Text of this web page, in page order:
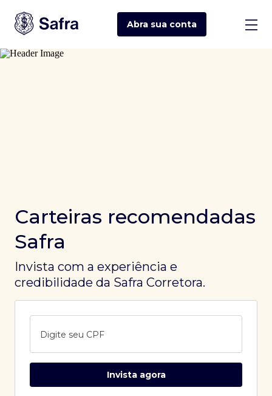
Abra sua conta
Carteiras recomendadas
Safra
Invista com a experiência e
credibilidade da Safra Corretora.
Digite seu CPF
Invista agora